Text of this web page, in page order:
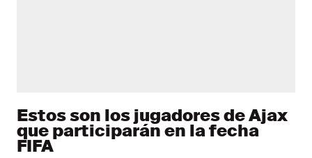
Estos son los jugadores de Ajax
que participarán en la fecha
FIFA